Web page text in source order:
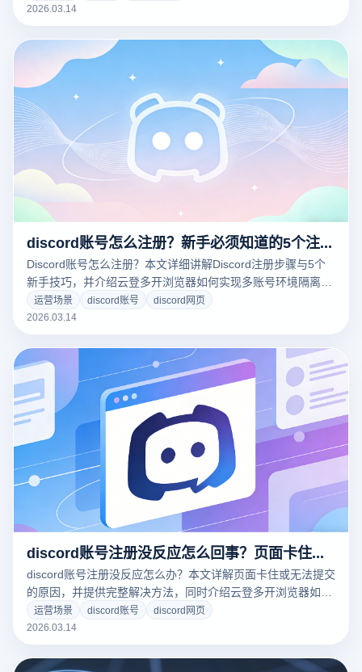
2026.03.14
discord账号怎么注册？新手必须知道的5个注册技巧
Discord账号怎么注册？本文详细讲解Discord注册步骤与5个
新手技巧，并介绍云登多开浏览器如何实现多账号环境隔离与
安全管理，提高注册成功率与运营效率。
运营场景 discord账号
discord网页
2026.03.14
discord账号注册没反应怎么回事？页面卡住或无法提交的处理方法
discord账号注册没反应怎么办？本文详解页面卡住或无法提交
的原因，并提供完整解决方法，同时介绍云登多开浏览器如何
通过环境隔离与指纹管理提升注册成功率。
运营场景 discord账号
discord网页
2026.03.14